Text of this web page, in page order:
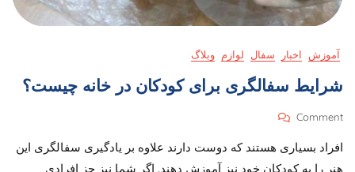
آموزش اخبار سفال لوازم وبلاگ
شرایط سفالگری برای کودکان در خانه چیست؟
Comment
On
سفالگری
برای
افراد بسیاری هستند که دوست دارند علاوه بر یادگیری سفالگری این
هنر را به کودکان خود نیز آموزش دهند. اگر شما نیز جز افرادی